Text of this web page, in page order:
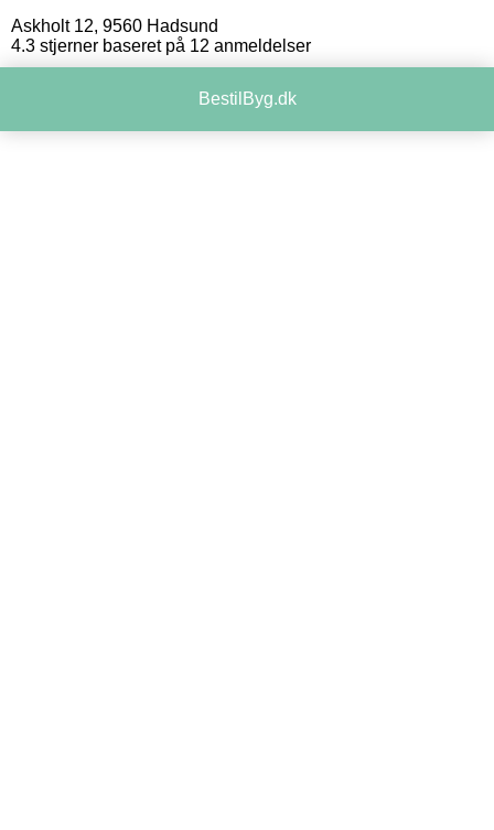
Askholt 12, 9560 Hadsund
4.3 stjerner baseret på 12 anmeldelser
BestilByg.dk